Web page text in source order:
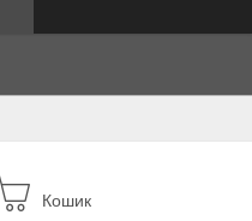
Кошик